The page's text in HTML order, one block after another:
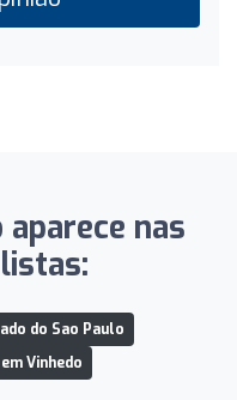
aparece nas
do Sao Paulo
Vinhedo